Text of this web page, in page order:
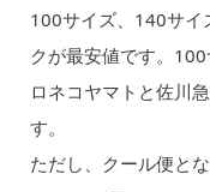
100サイズ、140サイ
クが最安値です。
ロネコヤマトと佐川
す。
ただし、クール便と